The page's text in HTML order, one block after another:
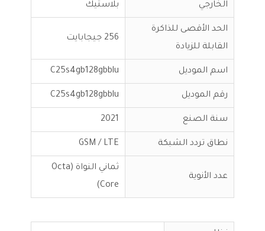
الخارجي بلاستيك
الحد الأقصى للذاكرة
القابلة للزيادة
256 جيجابايت
اسم الموديل C25s4gb128gbblu
رقم الموديل C25s4gb128gbblu
سنة الصنع 2021
نطاق تردد الشبكة GSM / LTE
عدد الأنوية
ثماني النواة (Octa
Core)